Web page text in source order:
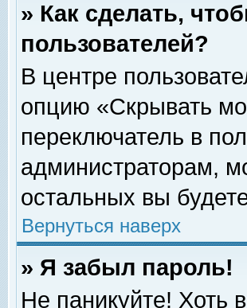
» Как сделать,
пользователей?
В центре
опцию «Скрывать
переключатель в
администраторам,
остальных вы
Вернуться наверх
» Я забыл пароль!
Не паникуйте! Хоть